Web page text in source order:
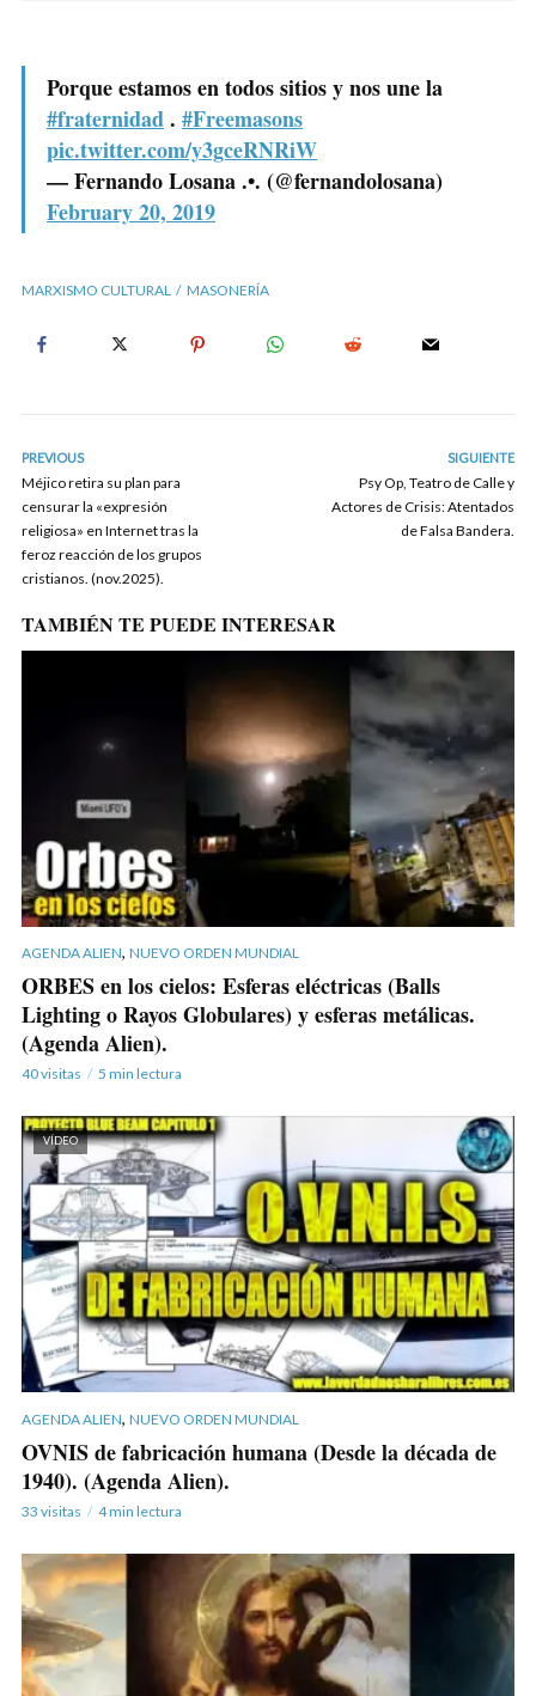
Porque estamos en todos sitios y nos une la
#fraternidad. #Freemasons
pic.twitter.com/y3gceRNRiW
— Fernando Losana .•. (@fernandolosana)
February 20, 2019
MARXISMO CULTURAL MASONERÍA
PREVIOUS
Méjico retira su plan para
censurar la «expresión
religiosa» en Internet tras la
feroz reacción de los grupos
cristianos. (nov.2025).
SIGUIENTE
Psy Op, Teatro de Calle y
Actores de Crisis: Atentados
de Falsa Bandera.
TAMBIÉN TE PUEDE INTERESAR
AGENDA ALIEN, NUEVO ORDEN MUNDIAL
ORBES en los cielos: Esferas eléctricas (Balls
Lighting o Rayos Globulares) y esferas metálicas.
(Agenda Alien).
40 visitas 5 min lectura
VÍDEO
AGENDA ALIEN, NUEVO ORDEN MUNDIAL
OVNIS de fabricación humana (Desde la década de
1940). (Agenda Alien).
33 visitas 4 min lectura